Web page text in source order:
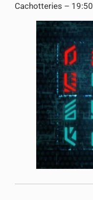
Cachotteries – 19:50